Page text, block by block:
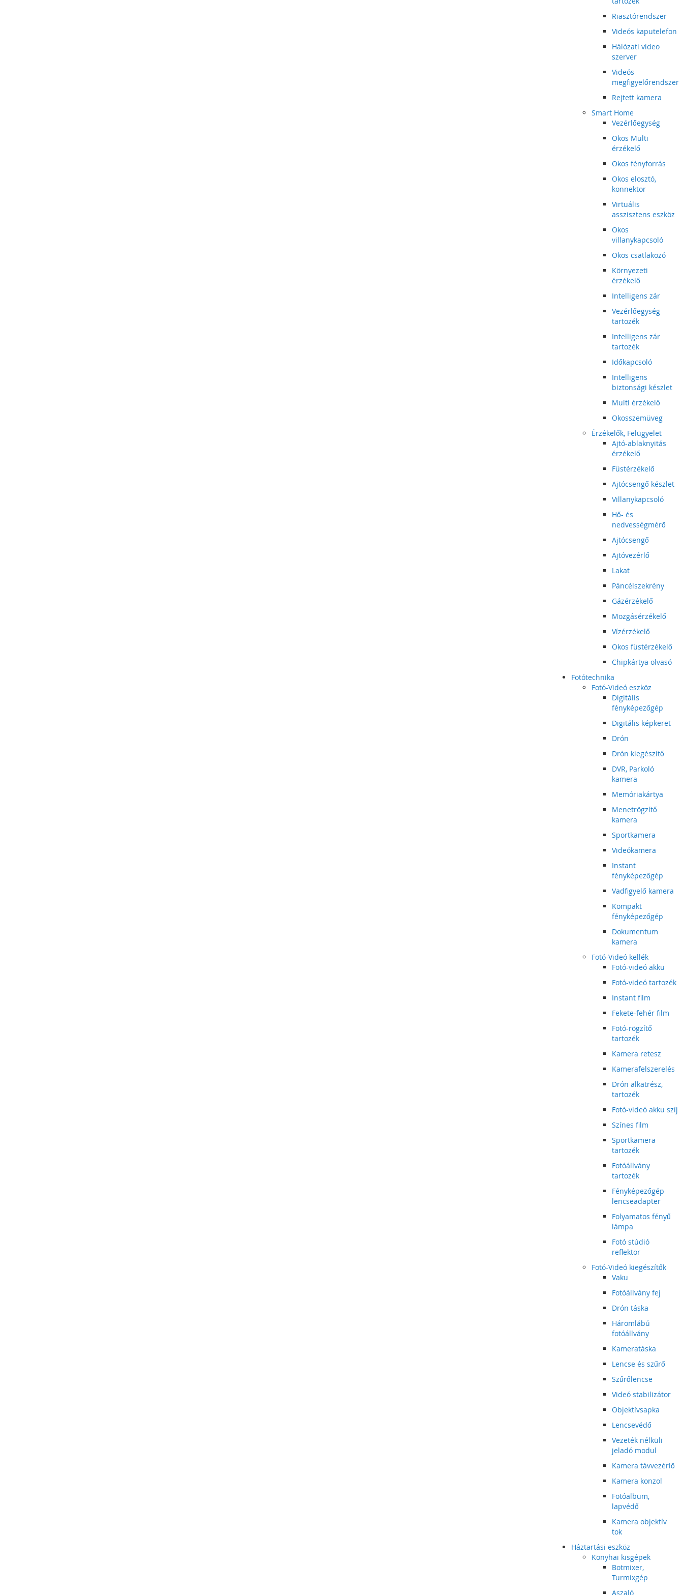
Riasztórendszer
Videós kaputelefon
Hálózati video
szerver
Videós
megfigyelőrendszer
Rejtett kamera
Smart Home
Vezérlőegység
Okos Multi
érzékelő
Okos fényforrás
Okos elosztó,
konnektor
Virtuális
asszisztens eszköz
Okos
villanykapcsoló
Okos csatlakozó
Környezeti
érzékelő
Intelligens zár
Vezérlőegység
tartozék
Intelligens zár
tartozék
Időkapcsoló
Intelligens
biztonsági készlet
Multi érzékelő
Okosszemüveg
Érzékelők, Felügyelet
Ajtó-ablaknyitás
érzékelő
Füstérzékelő
Ajtócsengő készlet
Villanykapcsoló
Hő- és
nedvességmérő
Ajtócsengő
Ajtóvezérlő
Lakat
Páncélszekrény
Gázérzékelő
Mozgásérzékelő
Vízérzékelő
Okos füstérzékelő
Chipkártya olvasó
Fotótechnika
Fotó-Videó eszköz
Digitális
fényképezőgép
Digitális képkeret
Drón
Drón kiegészítő
DVR, Parkoló
kamera
Memóriakártya
Menetrögzítő
kamera
Sportkamera
Videókamera
Instant
fényképezőgép
Vadfigyelő kamera
Kompakt
fényképezőgép
Dokumentum
kamera
Fotó-Videó kellék
Fotó-videó akku
Fotó-videó tartozék
Instant film
Fekete-fehér film
Fotó-rögzítő
tartozék
Kamera retesz
Kamerafelszerelés
Drón alkatrész,
tartozék
Fotó-videó akku szíj
Színes film
Sportkamera
tartozék
Fotóállvány
tartozék
Fényképezőgép
lencseadapter
Folyamatos fényű
lámpa
Fotó stúdió
reflektor
Fotó-Videó kiegészítők
Vaku
Fotóállvány fej
Drón táska
Háromlábú
fotóállvány
Kameratáska
Lencse és szűrő
Szűrőlencse
Videó stabilizátor
Objektívsapka
Lencsevédő
Vezeték nélküli
jeladó modul
Kamera távvezérlő
Kamera konzol
Fotóalbum,
lapvédő
Kamera objektív
tok
Háztartási eszköz
Konyhai kisgépek
Botmixer,
Turmixgép
Aszaló